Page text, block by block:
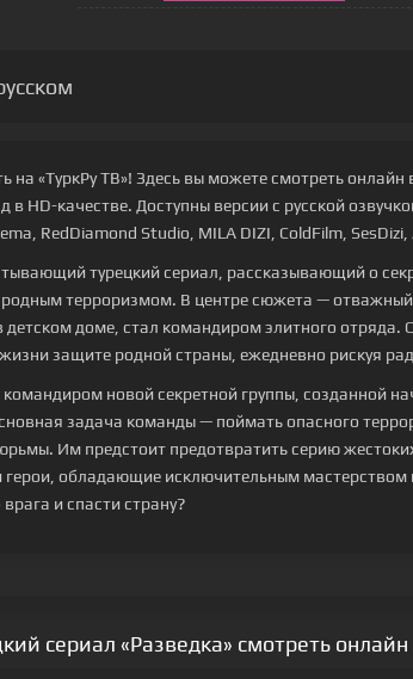
на «ТуркРу ТВ»! Здесь вы можете смотреть онлайн
в HD-качестве. Доступны версии с русской
RedDiamond Studio, MILA DIZI, ColdFilm, SesDizi,
турецкий сериал, рассказывающий о
терроризмом. В центре сюжета —
детском доме, стал командиром элитного отряда.
защите родной страны, ежедневно рискуя
новой секретной группы, созданной
задача команды — поймать опасного
Им предстоит предотвратить серию
герои, обладающие исключительным мастерством
и спасти страну?
сериал «Разведка» смотреть